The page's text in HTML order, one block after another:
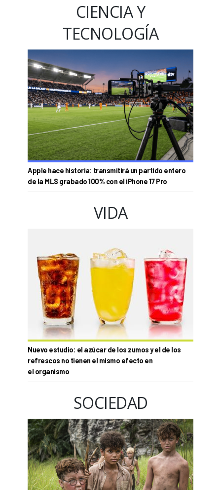
CIENCIA Y
TECNOLOGÍA
Apple hace historia: transmitirá un partido entero
de la MLS grabado 100% con el iPhone 17 Pro
VIDA
Nuevo estudio: el azúcar de los zumos y el de los
refrescos no tienen el mismo efecto en
el organismo
SOCIEDAD